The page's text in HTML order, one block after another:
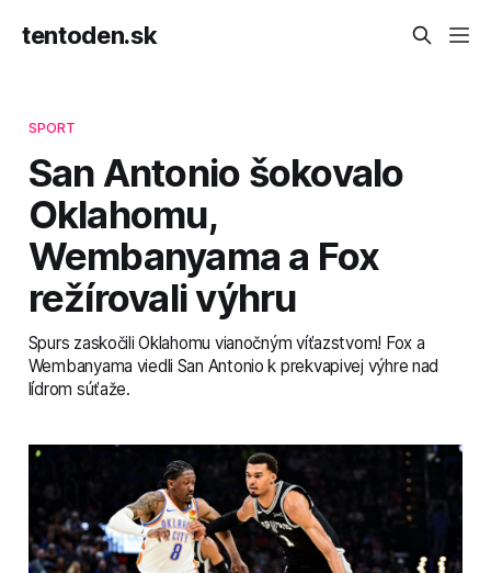
tentoden.sk
SPORT
San Antonio šokovalo
Oklahomu,
Wembanyama a Fox
režírovali výhru
Spurs zaskočili Oklahomu vianočným víťazstvom! Fox a
Wembanyama viedli San Antonio k prekvapivej výhre nad
lídrom súťaže.